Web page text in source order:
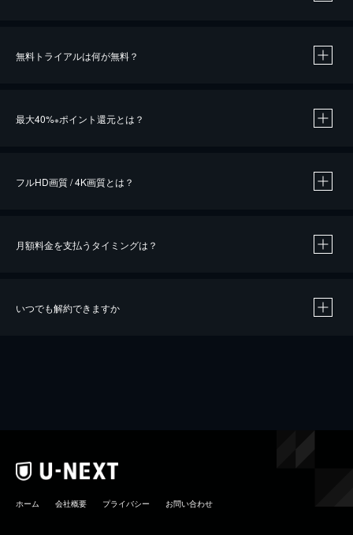
無料トライアルは何が無料？
最大40%※ポイント還元とは？
※40％ポイント還元の対象は、クレジットカード決済による作品の購入 / レンタルです。
フルHD画質 / 4K画質とは？
月額料金を支払うタイミングは？
いつでも解約できますか
ホーム 会社概要 プライバシー お問い合わせ